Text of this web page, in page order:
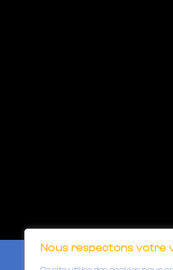
Nous respectons votre